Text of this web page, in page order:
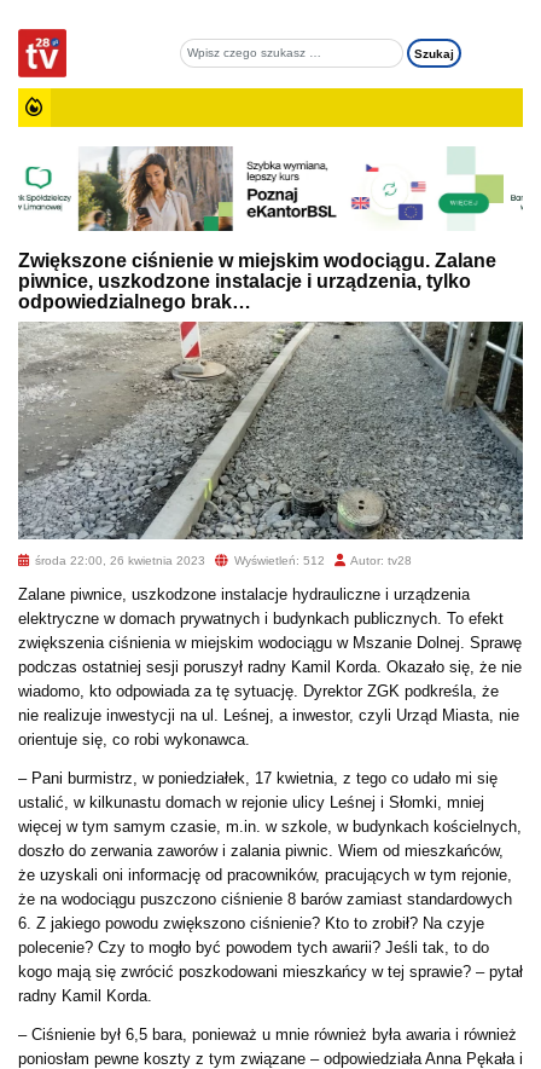
Zwiększone ciśnienie w miejskim wodociągu. Zalane
piwnice, uszkodzone instalacje i urządzenia, tylko
odpowiedzialnego brak…
środa 22:00, 26 kwietnia 2023 Wyświetleń: 512 Autor: tv28
Zalane piwnice, uszkodzone instalacje hydrauliczne i urządzenia
elektryczne w domach prywatnych i budynkach publicznych. To efekt
zwiększenia ciśnienia w miejskim wodociągu w Mszanie Dolnej. Sprawę
podczas ostatniej sesji poruszył radny Kamil Korda. Okazało się, że nie
wiadomo, kto odpowiada za tę sytuację. Dyrektor ZGK podkreśla, że
nie realizuje inwestycji na ul. Leśnej, a inwestor, czyli Urząd Miasta, nie
orientuje się, co robi wykonawca.
– Pani burmistrz, w poniedziałek, 17 kwietnia, z tego co udało mi się
ustalić, w kilkunastu domach w rejonie ulicy Leśnej i Słomki, mniej
więcej w tym samym czasie, m.in. w szkole, w budynkach kościelnych,
doszło do zerwania zaworów i zalania piwnic. Wiem od mieszkańców,
że uzyskali oni informację od pracowników, pracujących w tym rejonie,
że na wodociągu puszczono ciśnienie 8 barów zamiast standardowych
6. Z jakiego powodu zwiększono ciśnienie? Kto to zrobił? Na czyje
polecenie? Czy to mogło być powodem tych awarii? Jeśli tak, to do
kogo mają się zwrócić poszkodowani mieszkańcy w tej sprawie? – pytał
radny Kamil Korda.
– Ciśnienie był 6,5 bara, ponieważ u mnie również była awaria i również
poniosłam pewne koszty z tym związane – odpowiedziała Anna Pękała i